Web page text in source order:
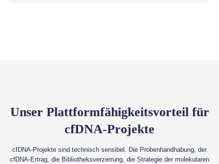
Unser Plattformfähigkeitsvorteil für
cfDNA-Projekte
cfDNA-Projekte sind technisch sensibel. Die Probenhandhabung, der
cfDNA-Ertrag, die Bibliotheksverzerrung, die Strategie der molekularen